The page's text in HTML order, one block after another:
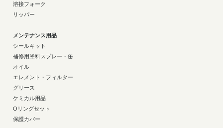
溶接フォーク
リッパー
メンテナンス用品
シールキット
補修用塗料スプレー・缶
オイル
エレメント・フィルター
グリース
ケミカル用品
Oリングセット
保護カバー